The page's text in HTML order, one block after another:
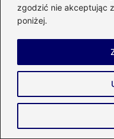
zgodzić nie akceptując
poniżej.